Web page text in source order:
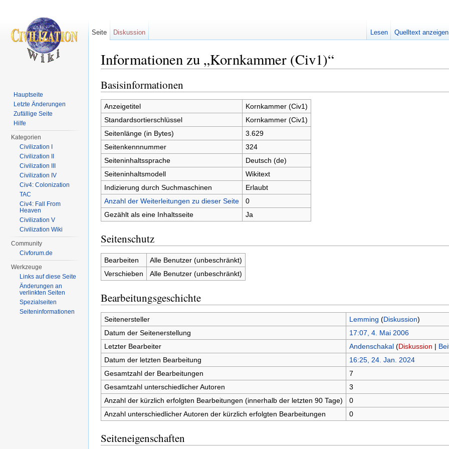
Informationen zu „Kornkammer (Civ1)“
Basisinformationen
Anzeigetitel
Kornkammer (Civ1)
Standardsortierschlüssel
Kornkammer (Civ1)
Seitenlänge (in Bytes)
3.629
Seitenkennnummer
324
Seiteninhaltssprache
Deutsch (de)
Seiteninhaltsmodell
Wikitext
Indizierung durch Suchmaschinen
Erlaubt
Anzahl der Weiterleitungen zu dieser Seite
0
Gezählt als eine Inhaltsseite
Ja
Seitenschutz
Bearbeiten
Alle Benutzer (unbeschränkt)
Verschieben
Alle Benutzer (unbeschränkt)
Bearbeitungsgeschichte
Seitenersteller Lemming (Diskussion)
Datum der Seitenerstellung
17:07, 4. Mai 2006
Letzter Bearbeiter
Andenschakal (Diskussion |
Datum der letzten Bearbeitung
16:25, 24. Jan. 2024
Gesamtzahl der Bearbeitungen
7
Gesamtzahl unterschiedlicher Autoren
3
Anzahl der kürzlich erfolgten Bearbeitungen (innerhalb der letzten 90 Tage)
0
Anzahl unterschiedlicher Autoren der kürzlich erfolgten Bearbeitungen
0
Seiteneigenschaften
Seite Diskussion Lesen Quelltext anzeigen
Hauptseite
Letzte Änderungen
Zufällige Seite
Hilfe
Kategorien
Civilization I
Civilization II
Civilization III
Civilization IV
Civ4: Colonization
TAC
Civ4: Fall From
Heaven
Civilization V
Civilization Wiki
Community
Civforum.de
Werkzeuge
Links auf diese Seite
Änderungen an
verlinkten Seiten
Spezialseiten
Seiten­informationen